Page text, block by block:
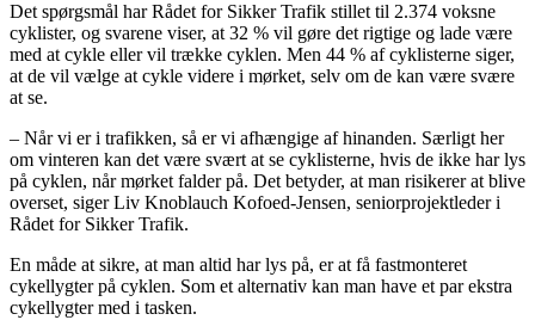
Det spørgsmål har Rådet for Sikker Trafik stillet til 2.374 voksne
cyklister, og svarene viser, at 32 % vil gøre det rigtige og lade være
med at cykle eller vil trække cyklen. Men 44 % af cyklisterne siger,
at de vil vælge at cykle videre i mørket, selv om de kan være svære
at se.
– Når vi er i trafikken, så er vi afhængige af hinanden. Særligt her
om vinteren kan det være svært at se cyklisterne, hvis de ikke har lys
på cyklen, når mørket falder på. Det betyder, at man risikerer at blive
overset, siger Liv Knoblauch Kofoed-Jensen, seniorprojektleder i
Rådet for Sikker Trafik.
En måde at sikre, at man altid har lys på, er at få fastmonteret
cykellygter på cyklen. Som et alternativ kan man have et par ekstra
cykellygter med i tasken.